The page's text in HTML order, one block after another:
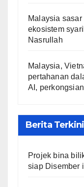
Malaysia
ekosistem
Nasrullah
Malaysia,
pertahanan
AI,
Berita Terkini
Projek bina
siap Disember